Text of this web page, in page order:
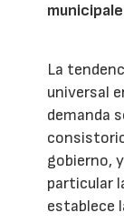
La
universal
demanda
gobierno,
particular
establece